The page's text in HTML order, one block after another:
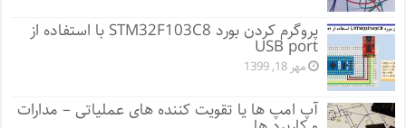
پروگرم کردن بورد STM32F103C8 با استفاده از
USB port
مهر 18, 1399
آپ امپ ها یا تقویت کننده های عملیاتی – مدارات